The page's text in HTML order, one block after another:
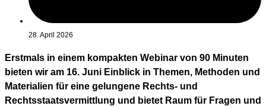
28. April 2026
Erstmals in einem kompakten Webinar von 90 Minuten
bieten wir am 16. Juni Einblick in Themen, Methoden und
Materialien für eine gelungene Rechts- und
Rechtsstaatsvermittlung und bietet Raum für Fragen und